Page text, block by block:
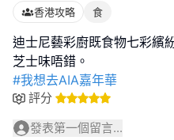
香港攻略 食
迪士尼藝彩廚既食物七彩繽
#我想去AIA嘉年華
評分
發表第一個留言...